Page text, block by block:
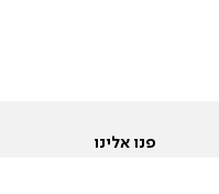
פנו אלינו